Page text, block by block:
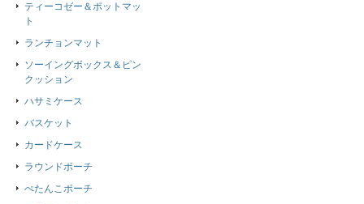
ティーコゼー＆ポットマッ
ト
ランチョンマット
ソーイングボックス＆ピン
クッション
ハサミケース
バスケット
カードケース
ラウンドポーチ
ぺたんこポーチ